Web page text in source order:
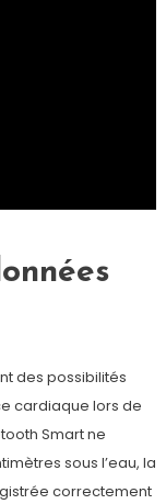
des possibilités
cardiaque lors de
Smart ne
sous l’eau, la
correctement